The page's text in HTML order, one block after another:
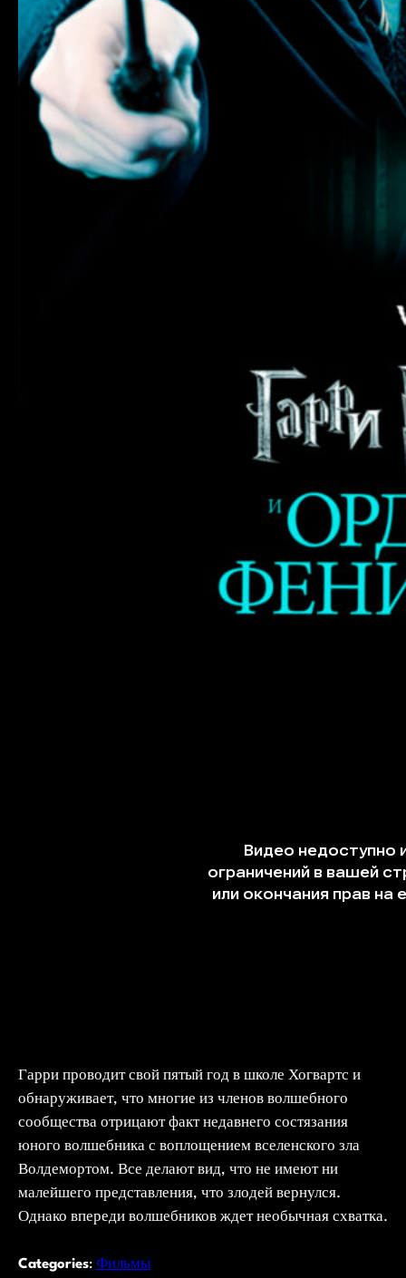
Гарри проводит свой пятый год в школе Хогвартс и
обнаруживает, что многие из членов волшебного
сообщества отрицают факт недавнего состязания
юного волшебника с воплощением вселенского зла
Волдемортом. Все делают вид, что не имеют ни
малейшего представления, что злодей вернулся.
Однако впереди волшебников ждет необычная схватка.
Categories: Фильмы